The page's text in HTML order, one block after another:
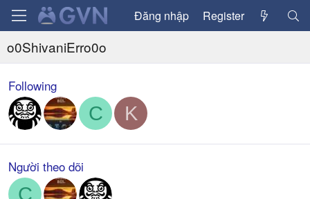
Đăng nhập Register
o0ShivaniErro0o
Following
C K
Người theo dõi
C